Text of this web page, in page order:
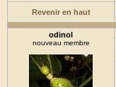
Revenir en haut
odinol
nouveau membre